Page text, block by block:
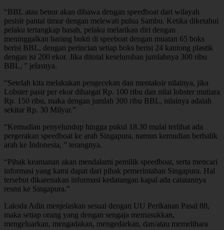
“BBL atau benur akan dibawa dengan speedboat dari wilayah
pesisir pantai timur dengan melewati pulua Sambu. Ketika diketahui
pelaku tertangkap basah, pelaku melarikan diri dengan
meninggalkan barang bukti di speeboat dengan muatan 65 boks
berisi BBL, dengan perincian setiap boks berisi 24 kantong plastik
dengan isi 200 ekor. Jika ditotal keseluruhan jumlahnya 300 ribu
BBL, ” jelasnya.
“Setelah kita melakukan pengecekan dan mentaksir nilainya, jika
Lobster pasir per ekor dihargai Rp. 100 ribu dan nilai lobster mutiara
Rp. 150 ribu, maka dengan jumlah 300 ribu BBL, nilainya adalah
sekitar Rp. 30 Milyar.”
“Kemudian penyelundup hingga pukul 18.30 mulai terlihat ada
pergerakan speedboat ke arah Singapura, namun kemudian berbalik
arah ke Indonesia, ” terangnya.
“Pihak keamanan akan mendalami pemilik speedboat, serta mencari
informasi yang kami dapat dari pihak pemerintahan Singapura. Hal
tersebut dikarenakan informasi kedatangan kapal ada catatannya
resmi ke Singapura.”
Laksda Adin menjelaskan sesuai dengan UU Perikanan Pasal 88,
maka setiap orang yang dengan sengaja memasukkan,
mengeluarkan, mengadakan, mengedarkan, dan/atau memelihara